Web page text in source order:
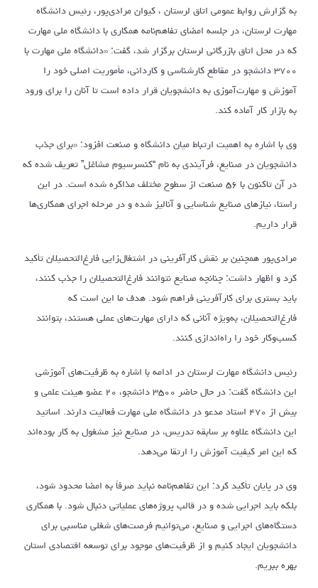
به گزارش روابط عمومی اتاق لرستان ، کیوان مرادی‌پور، رئیس دانشگاه
مهارت لرستان، در جلسه امضای تفاهم‌نامه همکاری با دانشگاه ملی مهارت
که در محل اتاق بازرگانی لرستان برگزار شد، گفت: «دانشگاه ملی مهارت با
۳۷۰۰ دانشجو در مقاطع کارشناسی و کاردانی، مأموریت اصلی خود را
آموزش و مهارت‌آموزی به دانشجویان قرار داده است تا آنان را برای ورود
به بازار کار آماده کند.
وی با اشاره به اهمیت ارتباط میان دانشگاه و صنعت افزود: «برای جذب
دانشجویان در صنایع، فرآیندی به نام “کنسرسیوم مشاغل” تعریف شده که
در آن تاکنون با ۵۶ صنعت از سطوح مختلف مذاکره شده است. در این
راستا، نیازهای صنایع شناسایی و آنالیز شده و در مرحله اجرای همکاری‌ها
قرار داریم.
مرادی‌پور همچنین بر نقش کارآفرینی در اشتغال‌زایی فارغ‌التحصیلان تأکید
کرد و اظهار داشت: چنانچه صنایع نتوانند فارغ‌التحصیلان را جذب کنند،
باید بستری برای کارآفرینی فراهم شود. هدف ما این است که
فارغ‌التحصیلان، به‌ویژه آنانی که دارای مهارت‌های عملی هستند، بتوانند
کسب‌وکار خود را راه‌اندازی کنند.
رئیس دانشگاه مهارت لرستان در ادامه با اشاره به ظرفیت‌های آموزشی
این دانشگاه گفت: در حال حاضر ۳۵۰۰ دانشجو، ۲۰ عضو هیئت علمی و
بیش از ۴۷۰ استاد مدعو در دانشگاه ملی مهارت فعالیت دارند. اساتید
این دانشگاه علاوه بر سابقه تدریس، در صنایع نیز مشغول به کار بوده‌اند
که این امر کیفیت آموزش را ارتقا می‌دهد.
وی در پایان تأکید کرد: این تفاهم‌نامه نباید صرفاً به امضا محدود شود،
بلکه باید اجرایی شده و در قالب پروژه‌های عملیاتی دنبال شود. با همکاری
دستگاه‌های اجرایی و صنایع، می‌توانیم فرصت‌های شغلی مناسبی برای
دانشجویان ایجاد کنیم و از ظرفیت‌های موجود برای توسعه اقتصادی استان
بهره ببریم.